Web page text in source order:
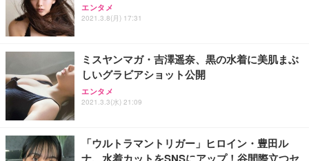
エンタメ
2021.3.8(月) 17:31
ミスヤンマガ・吉澤遥奈、黒の水着に美肌まぶ
しいグラビアショット公開
エンタメ
2021.3.3(水) 21:09
「ウルトラマントリガー」ヒロイン・豊田ル